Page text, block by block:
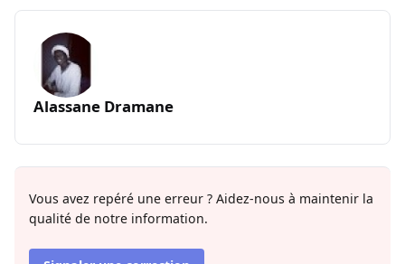
Alassane Dramane
Vous avez repéré une erreur ? Aidez-nous à maintenir la
qualité de notre information.